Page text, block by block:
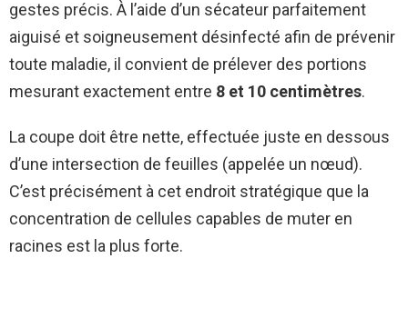
gestes précis. À l’aide d’un sécateur parfaitement
aiguisé et soigneusement désinfecté afin de prévenir
toute maladie, il convient de prélever des portions
mesurant exactement entre 8 et 10 centimètres.
La coupe doit être nette, effectuée juste en dessous
d’une intersection de feuilles (appelée un nœud).
C’est précisément à cet endroit stratégique que la
concentration de cellules capables de muter en
racines est la plus forte.